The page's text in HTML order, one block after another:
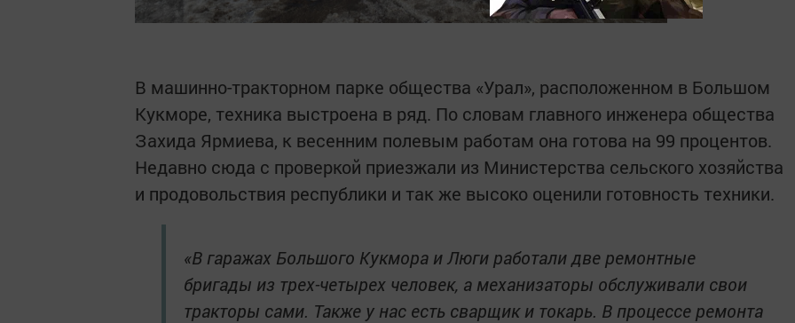
В машинно-тракторном парке общества «Урал», расположенном в Большом
Кукморе, техника выстроена в ряд. По словам главного инженера общества
Захида Ярмиева, к весенним полевым работам она готова на 99 процентов.
Недавно сюда с проверкой приезжали из Министерства сельского хозяйства
и продовольствия республики и так же высоко оценили готовность техники.
«В гаражах Большого Кукмора и Люги работали две ремонтные
бригады из трех-четырех человек, а механизаторы обслуживали свои
тракторы сами. Также у нас есть сварщик и токарь. В процессе ремонта